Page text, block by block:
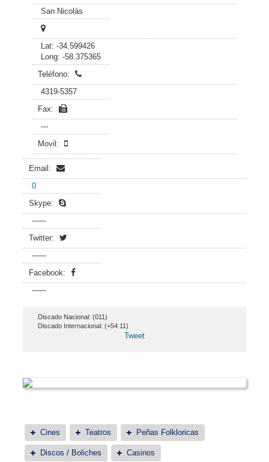
San Nicolás
Lat: -34.599426
Long: -58.375365
Teléfono:
4319-5357
Fax:
---
Movil:
Email:
0
Skype:
------
Twitter:
------
Facebook:
------
Discado Nacional: (011)
Discado Internacional: (+54 11)
Tweet
Cines Teatros Peñas Folkloricas
Discos / Boliches Casinos